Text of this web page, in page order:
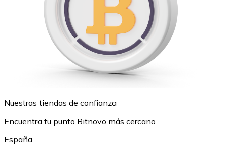
Nuestras tiendas de confianza
Encuentra tu punto Bitnovo más cercano
España